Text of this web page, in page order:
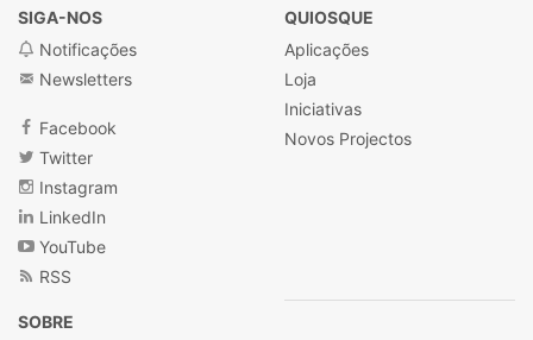
SIGA-NOS
Notificações
Newsletters
Facebook
Twitter
Instagram
LinkedIn
YouTube
RSS
QUIOSQUE
Aplicações
Loja
Iniciativas
Novos Projectos
SOBRE